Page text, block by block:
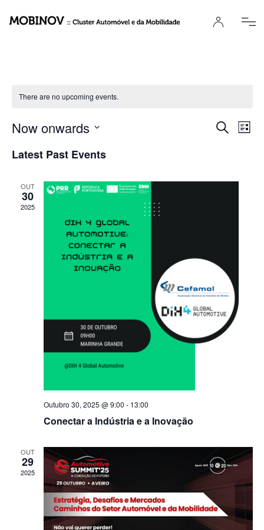
There are no upcoming events.
Search
List
Now onwards
date.
Latest Past Events
OUT
30
2025
Outubro 30, 2025 @ 9:00 - 13:00
Conectar a Indústria e a Inovação
OUT
29
2025